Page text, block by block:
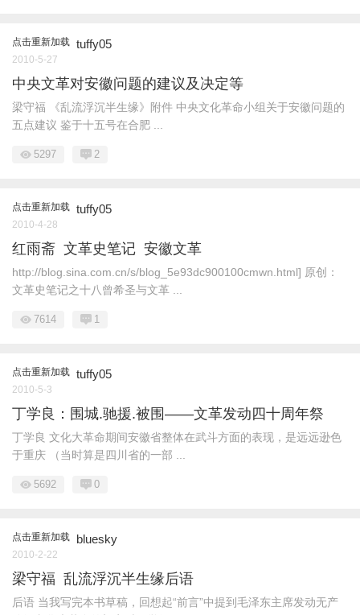
点击重新加载 tuffy05
2010-5-27
中央文革对安徽问题的建议及决定等
梁守福 《乱流浮沉半生缘》附件 中央文化革命小组关于安徽问题的
五点建议 鉴于十五号在合肥 ...
5297 2
点击重新加载 tuffy05
2010-4-28
红雨斋 文革史笔记 安徽文革
http://blog.sina.com.cn/s/blog_5e93dc900100cmwn.html] 原创：
文革史笔记之十八曾希圣与文革 ...
7614 1
点击重新加载 tuffy05
2010-5-3
丁学良：围城.驰援.被围――文革发动四十周年祭
丁学良 文化大革命期间安徽省整体在武斗方面的表现，是远远逊色
于重庆 （当时算是四川省的一部 ...
5692 0
点击重新加载 bluesky
2010-2-22
梁守福 乱流浮沉半生缘后语
后语 当我写完本书草稿，回想起“前言”中提到毛泽东主席发动无产